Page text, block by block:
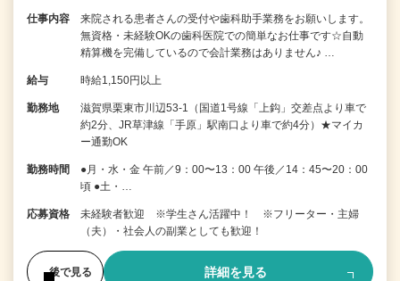
仕事内容
来院される患者さんの受付や歯科助手業務をお願いします。
無資格・未経験OKの歯科医院での簡単なお仕事です☆自動
精算機を完備しているので会計業務はありません♪ …
給与 時給1,150円以上
勤務地
滋賀県栗東市川辺53-1（国道1号線「上鈎」交差点より車で
約2分、JR草津線「手原」駅南口より車で約4分）★マイカ
ー通勤OK
勤務時間
●月・水・金 午前／9：00〜13：00 午後／14：45〜20：00
頃 ●土・…
応募資格
未経験者歓迎 ※学生さん活躍中！ ※フリーター・主婦
（夫）・社会人の副業としても歓迎！
後で見る 詳細を見る